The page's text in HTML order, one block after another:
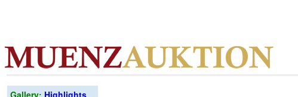
Gallery: Highlights